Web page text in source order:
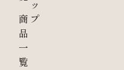
商
品
一
覧
ッ
プ